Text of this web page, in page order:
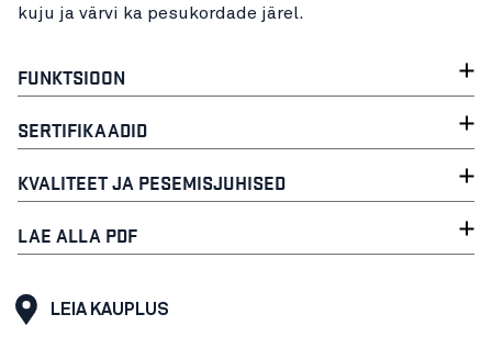
kuju ja värvi ka pesukordade järel.
FUNKTSIOON
SERTIFIKAADID
KVALITEET JA PESEMISJUHISED
LAE ALLA PDF
LEIA KAUPLUS